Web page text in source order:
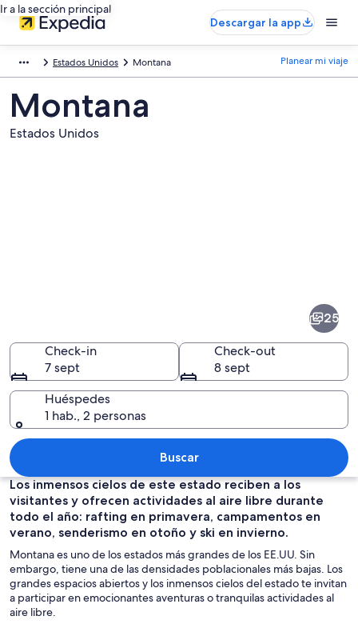
Ir a la sección principal
Descargar la app
Estados Unidos Montana Planear mi viaje
Montana
Estados Unidos
Una cordillera nevada con un valle
25
Check-in
7 sept
Check-out
8 sept
Huéspedes
1 hab., 2 personas
Buscar
Los inmensos cielos de este estado reciben a los
visitantes y ofrecen actividades al aire libre durante
todo el año: rafting en primavera, campamentos en
verano, senderismo en otoño y ski en invierno.
Montana es uno de los estados más grandes de los EE.UU. Sin
embargo, tiene una de las densidades poblacionales más bajas. Los
grandes espacios abiertos y los inmensos cielos del estado te invitan
a participar en emocionantes aventuras o tranquilas actividades al
aire libre.